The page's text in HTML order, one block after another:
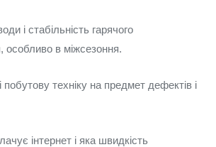
і стабільність гарячого
особливо в міжсезоння.
побутову техніку на предмет дефектів і
інтернет і яка швидкість